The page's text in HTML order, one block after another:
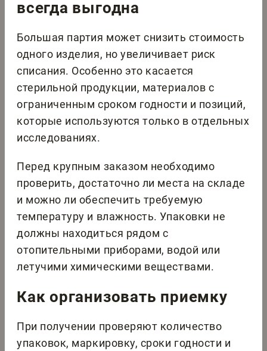
всегда выгодна
Большая партия может снизить стоимость
одного изделия, но увеличивает риск
списания. Особенно это касается
стерильной продукции, материалов с
ограниченным сроком годности и позиций,
которые используются только в отдельных
исследованиях.
Перед крупным заказом необходимо
проверить, достаточно ли места на складе
и можно ли обеспечить требуемую
температуру и влажность. Упаковки не
должны находиться рядом с
отопительными приборами, водой или
летучими химическими веществами.
Как организовать приемку
При получении проверяют количество
упаковок, маркировку, сроки годности и